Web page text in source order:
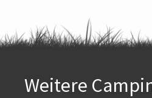
Weitere